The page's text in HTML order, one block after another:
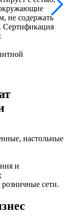
окружающие
не содержать
Сертификация
настольные
и
сети.